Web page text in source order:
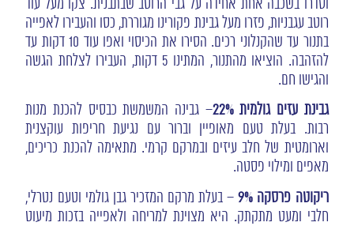
וסדרו בשכבה אחת אחידה על גבי הרוטב שבתבנית. צקו מעל עוד
רוטב עגבניות, פזרו מעל גבינת פקורינו מגוררת, כסו והעבירו לאפייה
בתנור עד שהקנלוני רכים. הסירו את הכיסוי ואפו עוד 10 דקות עד
להזהבה. הוציאו מהתנור, המתינו 5 דקות, העבירו לצלחת הגשה
והגישו חם.
גבינת עזים גולמית 22%
– גבינה המשמשת כבסיס להכנת מנות
רבות. בעלת טעם מאופיין וברור עם נגיעת חריפות עוקצנית
וארומטית של חלב עיזים ובמרקם קרמי. מתאימה להכנת כריכים,
מאפים ומילוי פסטה.
ריקוטה פרסקה 9%
– בעלת מרקם המזכיר גבן גולמי וטעם נטרלי,
חלבי ומעט מתקתק. היא מצוינת למריחה ולאפייה בזכות מיעוט